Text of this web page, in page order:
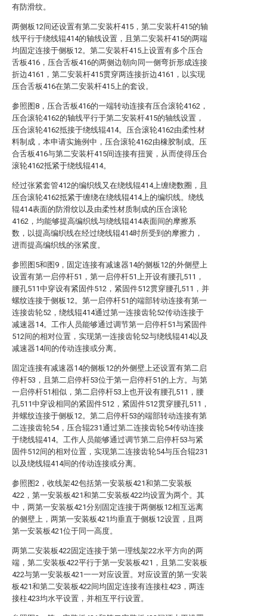
有防滑纹。
两侧板12间还设置有第二安装杆415，第二安装杆415的轴
线平行于绕线辊414的轴线设置，且第二安装杆415的两端
均固定连接于侧板12。第二安装杆415上设置有多个压合
舌板416，压合舌板416的两侧边朝向同一侧弯折形成连接
折边4161，第二安装杆415贯穿两连接折边4161，以实现
压合舌板416在第二安装杆415上的套设。
参照图8，压合舌板416的一端转动连接有压合滚轮4162，
压合滚轮4162的轴线平行于第二安装杆415的轴线设置，
压合滚轮4162抵接于绕线辊414。压合滚轮4162由柔性材
料制成，本申请实施例中，压合滚轮4162由橡胶制成。压
合舌板416与第二安装杆415间连接有扭簧，从而使得压合
滚轮4162抵紧于绕线辊414。
经过张紧套管412的编织线又在绕线辊414上缠绕数圈，且
压合滚轮4162抵紧于缠绕在绕线辊414上的编织线。绕线
辊414表面的防滑纹以及由柔性材质制成的压合滚轮
4162，均能够提高编织线与绕线辊414表面间的摩擦系
数，以提高编织线在经过绕线辊414时所受到的摩擦力，
进而提高编织线的张紧度。
参照图5和图9，固定连接有减速器14的侧板12的外侧壁上
设置有第一启停杆51，第一启停杆51上开设有腰孔511，
腰孔511中穿设有紧固件512，紧固件512贯穿腰孔511，并
螺纹连接于侧板12。第一启停杆51的端部转动连接有第一
连接齿轮52，绕线辊414通过第一连接齿轮52传动连接于
减速器14。工作人员能够通过调节第一启停杆51与紧固件
512间的相对位置，实现第一连接齿轮52与绕线辊414以及
减速器14间的传动连接或分离。
固定连接有减速器14的侧板12的外侧壁上还设置有第二启
停杆53，且第二启停杆53位于第一启停杆51的上方。与第
一启停杆51相似，第二启停杆53上也开设有腰孔511，腰
孔511中穿设相同的紧固件512，紧固件512贯穿腰孔511，
并螺纹连接于侧板12。第二启停杆53的端部转动连接有第
二连接齿轮54，压合辊231通过第二连接齿轮54传动连接
于绕线辊414。工作人员能够通过调节第二启停杆53与紧
固件512间的相对位置，实现第二连接齿轮54与压合辊231
以及绕线辊414间的传动连接或分离。
参照图2，收线架42包括第一安装板421和第二安装板
422，第一安装板421和第二安装板422均设置为两个。其
中，两第一安装板421分别固定连接于两侧板12相互远离
的侧壁上，两第一安装板421均垂直于侧板12设置，且两
第一安装板421位于同一高度。
两第二安装板422固定连接于第一理线架22水平方向的两
端，第二安装板422平行于第一安装板421，且第二安装板
422与第一安装板421一一对应设置。对应设置的第一安装
板421和第二安装板422间均固定连接有连接柱423，两连
接柱423均水平设置，并相互平行设置。